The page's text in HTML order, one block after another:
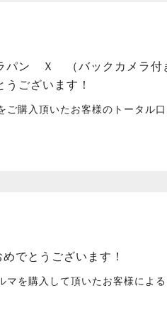
パン Ｘ （バックカメラ付
うございます！
ご購入頂いたお客様のトータル
でとうございます！
を購入して頂いたお客様による